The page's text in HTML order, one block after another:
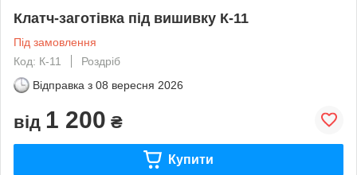
Клатч-заготівка під вишивку К-11
Під замовлення
Код: К-11
Роздріб
Відправка з 08 вересня 2026
від 1 200 ₴
Купити